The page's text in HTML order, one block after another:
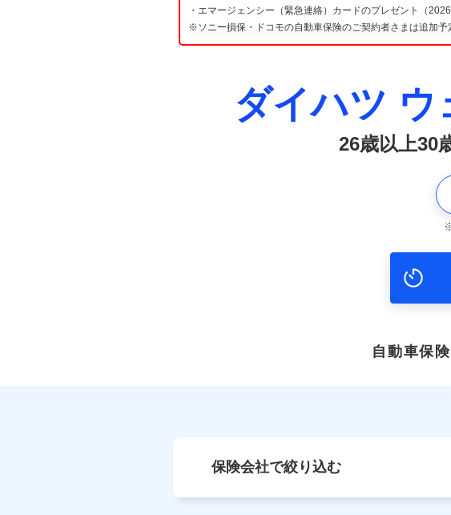
・エマージェンシー（緊急連絡）カードのプレゼント（
※ソニー損保・ドコモの自動車保険のご契約者さまは追加予
ダイハツ ウ
26歳以上30
自動車保
保険会社で絞り込む